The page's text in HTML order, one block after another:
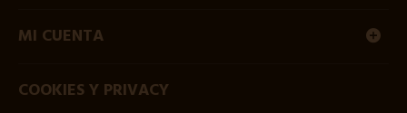
MI CUENTA
COOKIES Y PRIVACY